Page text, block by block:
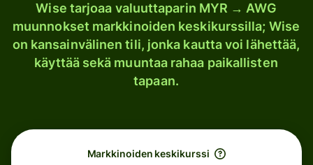
Wise tarjoaa valuuttaparin MYR → AWG
muunnokset markkinoiden keskikurssilla; Wise
on kansainvälinen tili, jonka kautta voi lähettää,
käyttää sekä muuntaa rahaa paikallisten
tapaan.
Markkinoiden keskikurssi